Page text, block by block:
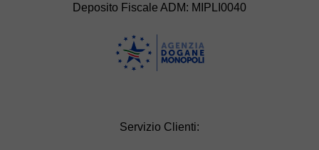
Deposito Fiscale ADM: MIPLI0040
Servizio Clienti: